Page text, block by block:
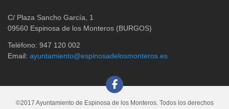
C/ Plaza Sancho García, 1
09560 Espinosa de los Monteros (BURGOS)
Teléfono: 947 120 002
Email: ayuntamiento@espinosadelosmonteros.es
©2017 Ayuntamiento de Espinosa de los Monteros. Todos los derechos